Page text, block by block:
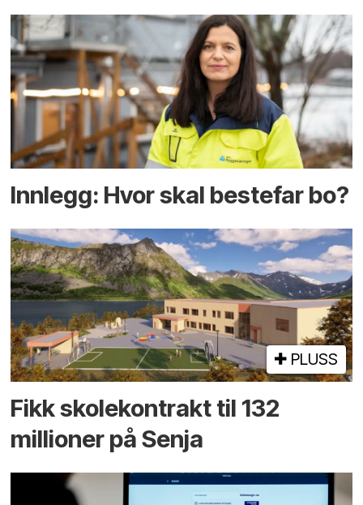
Innlegg: Hvor skal bestefar bo?
PLUSS
Fikk skole­kontrakt til 132
millioner på Senja